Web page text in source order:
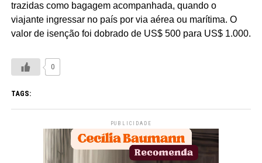
trazidas como bagagem acompanhada, quando o
viajante ingressar no país por via aérea ou marítima. O
valor de isenção foi dobrado de US$ 500 para US$ 1.000.
0
TAGS:
PUBLICIDADE